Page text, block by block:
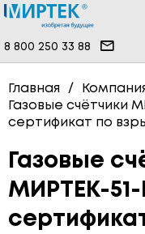
8 800 250 33 88
НОВОСТИ
ИНФОЦЕНТР
ПРОДУКЦИЯ
ТРЁХФАЗНЫЕ
УСЛУГИ
ПРОИЗВОДСТВО
ВОПРОСЫ И
Главная
Газовые счётчики
сертификат по
Газовые
МИРТЕК-51-